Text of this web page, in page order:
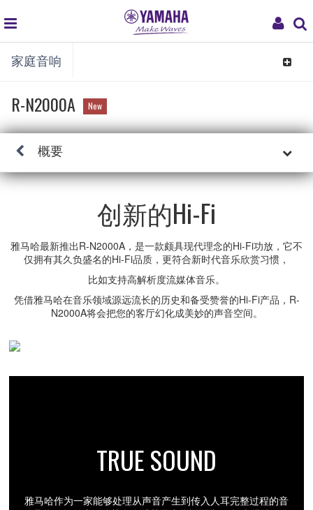
My
global
navigation
家庭音响
Toggle
R-N2000A New
概要
创新的Hi-Fi
雅马哈最新推出R-N2000A，是一款颇具现代理念的Hi-Fi功放，它不
仅拥有其久负盛名的Hi-Fi品质，更符合新时代音乐欣赏习惯，
比如支持高解析度流媒体音乐。
凭借雅马哈在音乐领域源远流长的历史和备受赞誉的Hi-Fi产品，R-
N2000A将会把您的客厅幻化成美妙的声音空间。
TRUE SOUND
雅马哈作为一家能够处理从声音产生到传入人耳完整过程的音